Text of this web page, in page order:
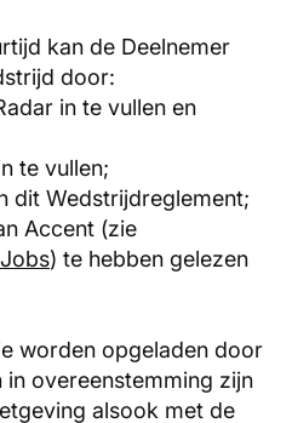
kan de Deelnemer
door:
in te vullen en
te vullen;
dit Wedstrijdreglement;
Accent (zie
) te hebben gelezen
worden opgeladen door
overeenstemming zijn
alsook met de